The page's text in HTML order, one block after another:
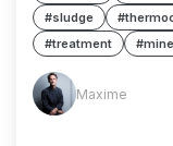
#sludge
#treatment
Maxime
(MM) Maxime